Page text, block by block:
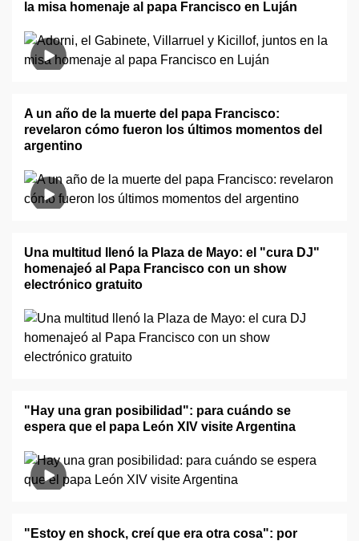
la misa homenaje al papa Francisco en Luján
A un año de la muerte del papa Francisco:
revelaron cómo fueron los últimos momentos del
argentino
Una multitud llenó la Plaza de Mayo: el "cura DJ"
homenajeó al Papa Francisco con un show
electrónico gratuito
"Hay una gran posibilidad": para cuándo se
espera que el papa León XIV visite Argentina
"Estoy en shock, creí que era otra cosa": por